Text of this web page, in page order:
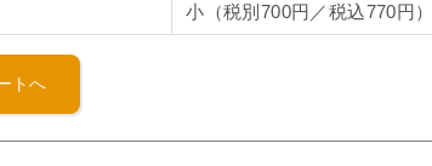
小（税別700円／税込770円